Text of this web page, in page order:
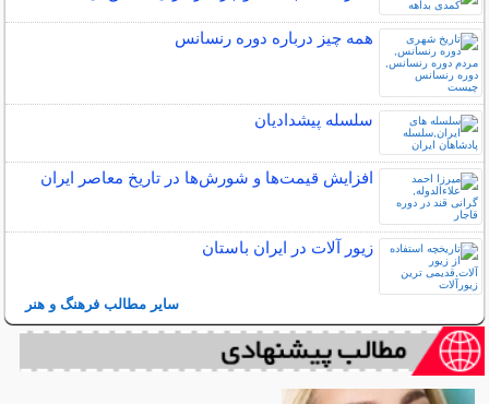
همه چیز درباره دوره رنسانس
سلسله پیشدادیان
افزایش قیمت‌ها و شورش‌ها در تاریخ معاصر ایران
زیور آلات در ایران باستان
سایر مطالب فرهنگ و هنر